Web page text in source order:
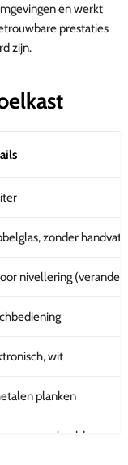
en werkt
prestaties
zijn.
zonder
nivellering
wit
planken
gekoeld